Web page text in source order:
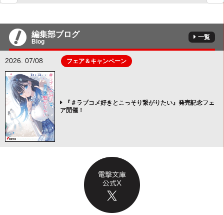
編集部ブログ
Blog
一覧
2026. 07/08 フェア＆キャンペーン
『＃ラブコメ好きとこっそり繋がりたい』発売記念フェ
ア開催！